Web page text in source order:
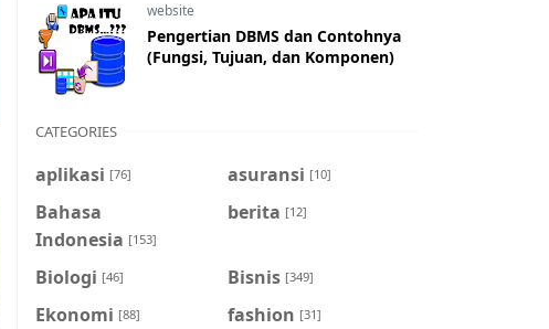
website
Pengertian DBMS dan Contohnya
(Fungsi, Tujuan, dan Komponen)
CATEGORIES
aplikasi [76] asuransi [10]
Bahasa
Indonesia [153]
berita [12]
Biologi [46] Bisnis [349]
Ekonomi [88] fashion [31]